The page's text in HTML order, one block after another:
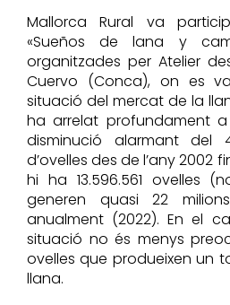
Mallorca Rural va
«Sueños de lana y
organitzades per Atelier
Cuervo (Conca), on es
situació del mercat de la
ha arrelat profundament
disminució alarmant del
d’ovelles des de l’any 2002
hi ha 13.596.561 ovelles
generen quasi 22
anualment (2022). En el
situació no és menys
ovelles que produeixen un
llana.